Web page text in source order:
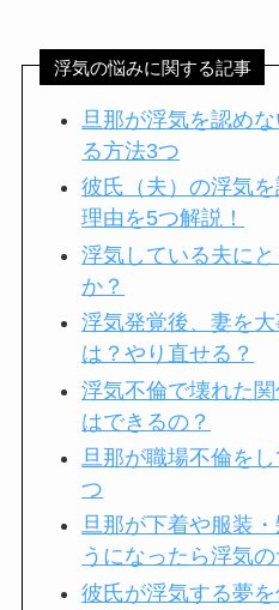
浮気の悩みに関する記事
旦那が浮気を認め
る方法3つ
彼氏（夫）の浮気
理由を5つ解説！
浮気している夫に
か？
浮気発覚後、妻を
は？やり直せる？
浮気不倫で壊れた
はできるの？
旦那が職場不倫を
つ
旦那が下着や服装
うになったら浮気の
彼氏が浮気する夢